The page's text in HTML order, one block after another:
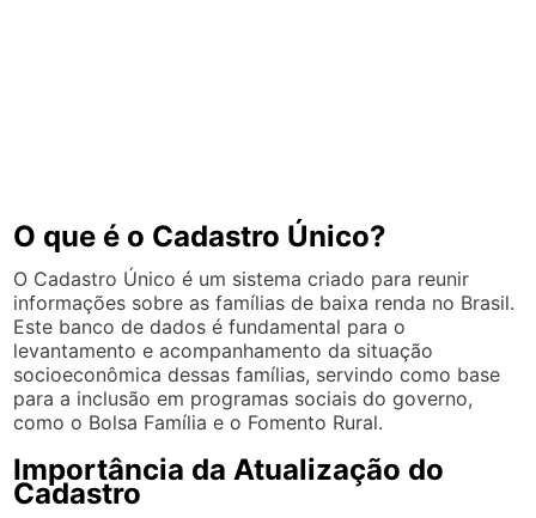
O que é o Cadastro Único?
O Cadastro Único é um sistema criado para reunir
informações sobre as famílias de baixa renda no Brasil.
Este banco de dados é fundamental para o
levantamento e acompanhamento da situação
socioeconômica dessas famílias, servindo como base
para a inclusão em programas sociais do governo,
como o Bolsa Família e o Fomento Rural.
Importância da Atualização do
Cadastro